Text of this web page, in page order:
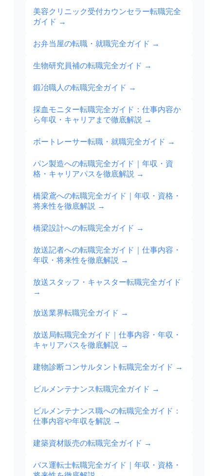
美容クリニック受付カウンセラー転職完全
ガイド →
お弁当屋の転職・就職完全ガイド →
生物研究員補の転職完全ガイド →
鍛冶職人の転職完全ガイド →
採血モニター転職完全ガイド：仕事内容か
ら年収・キャリアまで徹底解説 →
ボートレーサー転職・就職完全ガイド →
パン製造への転職完全ガイド｜年収・資
格・キャリアパスを徹底解説 →
橋梁鳶への転職完全ガイド｜年収・資格・
将来性を徹底解説 →
橋梁設計への転職完全ガイド →
放送記者への転職完全ガイド｜仕事内容・
年収・将来性を徹底解説 →
放送スタッフ・キャスター転職完全ガイド
→
放送業界転職完全ガイド →
放送局転職完全ガイド｜仕事内容・年収・
キャリアパスを徹底解説 →
建物診断コンサルタント転職完全ガイド →
ビルメンテナンス転職完全ガイド →
ビルメンテナンス職への転職完全ガイド：
仕事内容や年収を解説 →
建築資材販売の転職完全ガイド →
バス運転士転職完全ガイド｜年収・資格・